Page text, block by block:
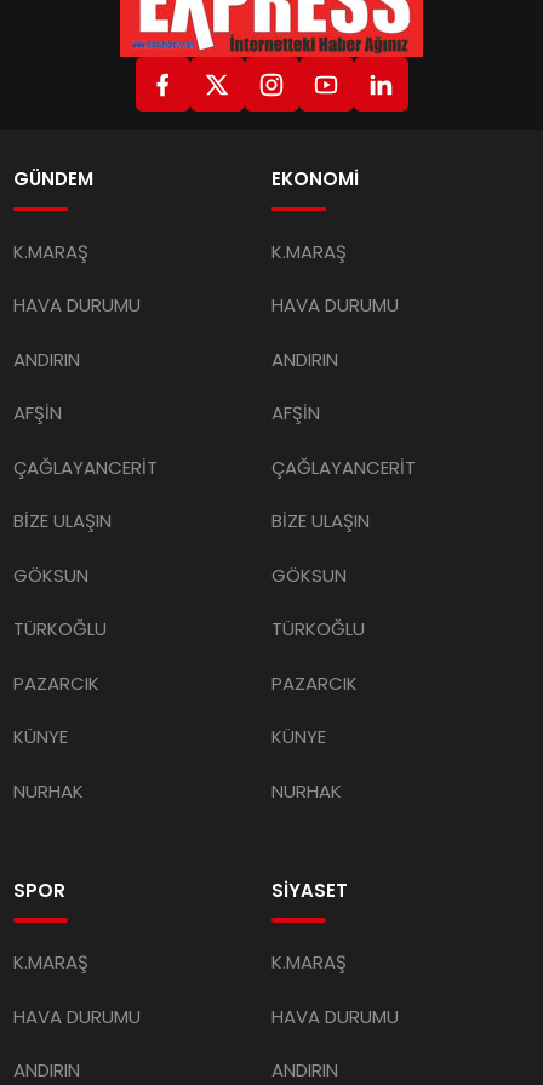
GÜNDEM
K.MARAŞ
HAVA DURUMU
ANDIRIN
AFŞİN
ÇAĞLAYANCERİT
BİZE ULAŞIN
GÖKSUN
TÜRKOĞLU
PAZARCIK
KÜNYE
NURHAK
EKONOMİ
K.MARAŞ
HAVA DURUMU
ANDIRIN
AFŞİN
ÇAĞLAYANCERİT
BİZE ULAŞIN
GÖKSUN
TÜRKOĞLU
PAZARCIK
KÜNYE
NURHAK
SPOR
K.MARAŞ
HAVA DURUMU
ANDIRIN
SİYASET
K.MARAŞ
HAVA DURUMU
ANDIRIN